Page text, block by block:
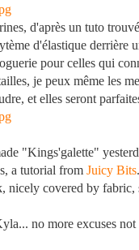
d'après un tuto
d'élastique derrière
pour celles qui
je peux même les
et elles seront
"Kings'galette"
a tutorial from Juicy Bits
nicely covered by
no more excuses not